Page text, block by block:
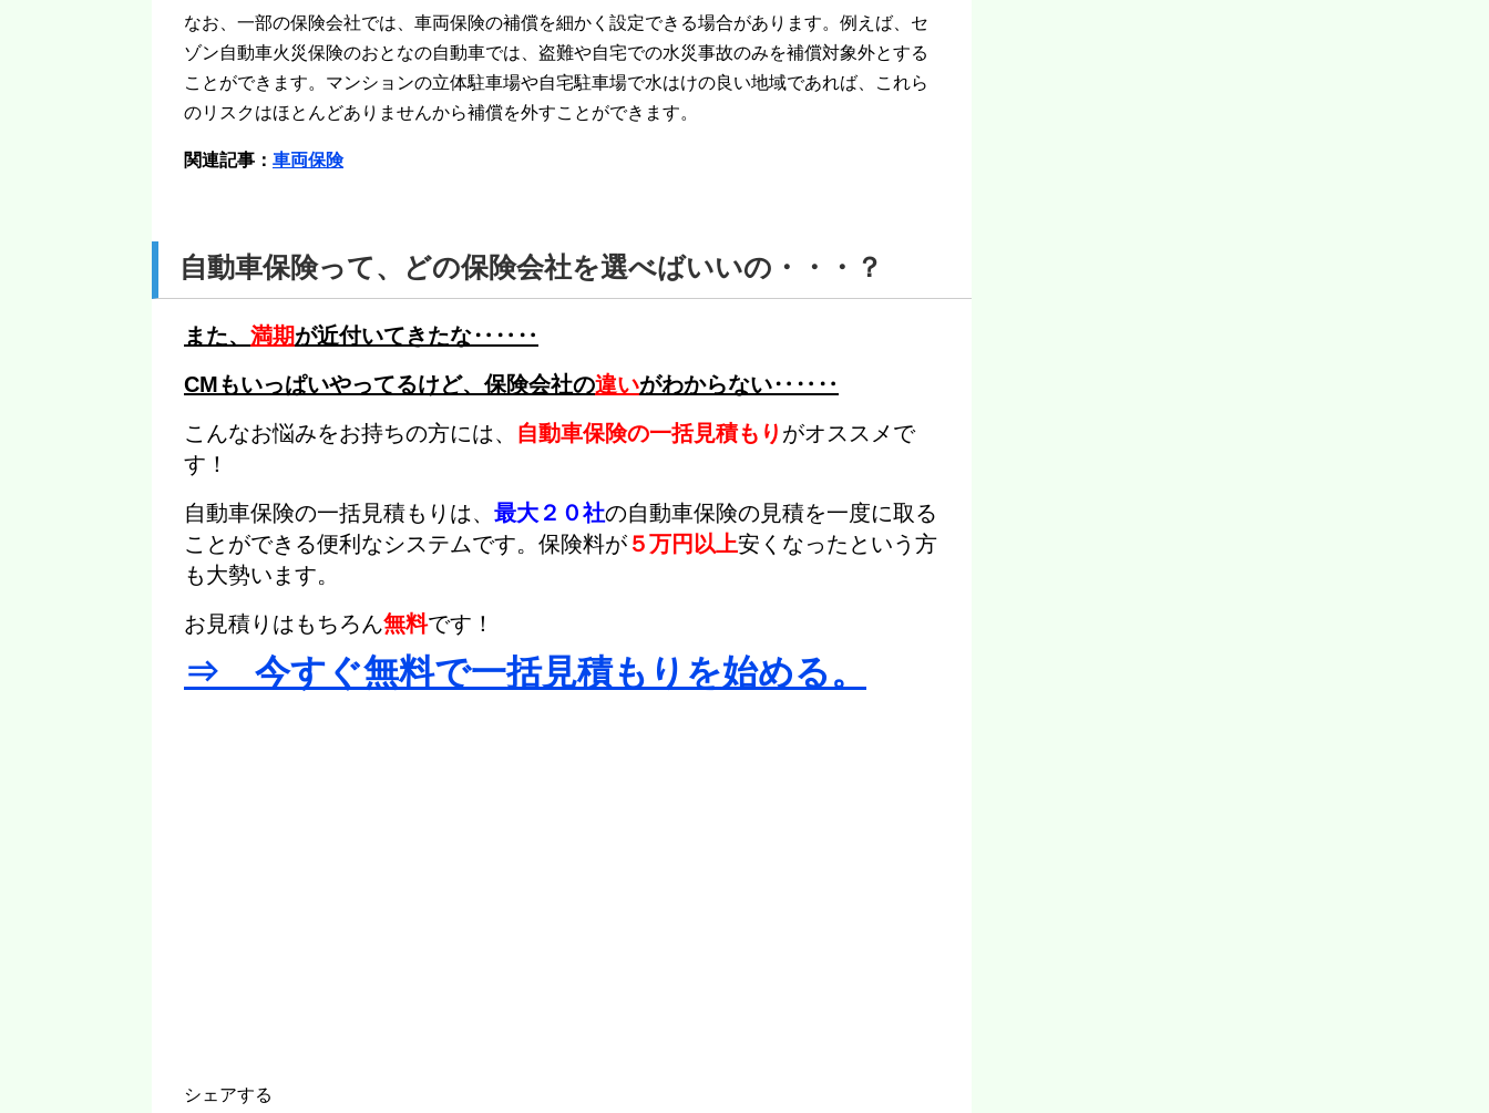
なお、一部の保険会社では、車両保険の補償を細かく設定できる場合があります。例えば、セ
ゾン自動車火災保険のおとなの自動車では、盗難や自宅での水災事故のみを補償対象外とする
ことができます。マンションの立体駐車場や自宅駐車場で水はけの良い地域であれば、これら
のリスクはほとんどありませんから補償を外すことができます。
関連記事： 車両保険
自動車保険って、どの保険会社を選べばいいの・・・？
また、 満期が近付いてきたな‥‥‥
CMもいっぱいやってるけど、保険会社の違いがわからない‥‥‥
こんなお悩みをお持ちの方には、 自動車保険の一括見積もり がオススメで
す！
自動車保険の一括見積もりは、 最大２０社の自動車保険の見積を一度に取る
ことができる便利なシステムです。 保険料が ５万円以上安くなった という方
も大勢います。
お見積りはもちろん無料です！
⇒ 今すぐ無料で一括見積もりを始める。
シェアする